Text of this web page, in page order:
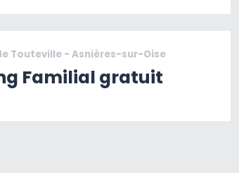
Touteville - Asnières-sur-Oise
Familial gratuit